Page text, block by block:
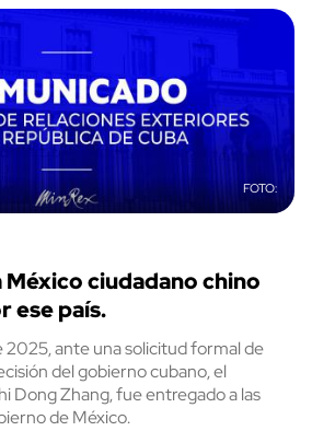
ciudadano chino
ese país.
2025, ante una solicitud formal de
del gobierno cubano, el
Dong Zhang, fue entregado a las
de México.